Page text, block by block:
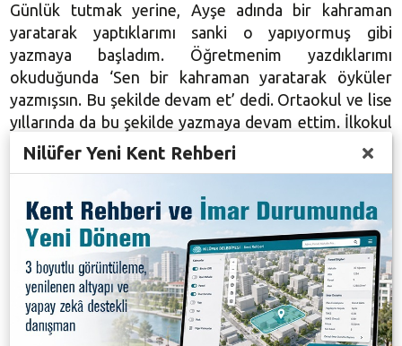
Günlük tutmak yerine, Ayşe adında bir kahraman
yaratarak yaptıklarımı sanki o yapıyormuş gibi
yazmaya başladım. Öğretmenim yazdıklarımı
okuduğunda ‘Sen bir kahraman yaratarak öyküler
yazmışsın. Bu şekilde devam et’ dedi. Ortaokul ve lise
yıllarında da bu şekilde yazmaya devam ettim. İlkokul
ikinci sınıftaki öğretmenim beni desteklemeseydi
Belediyesi’nin bir etkinliğinde bir yazarla
buluşmuştuk, o gün anladım ki ben de yazar olabilirim
diyeceksiniz” şeklinde konuştu.
Dolunay Dedektifleri İz Peşinde kitabının yazılış
Nilüfer Yeni Kent Rehberi